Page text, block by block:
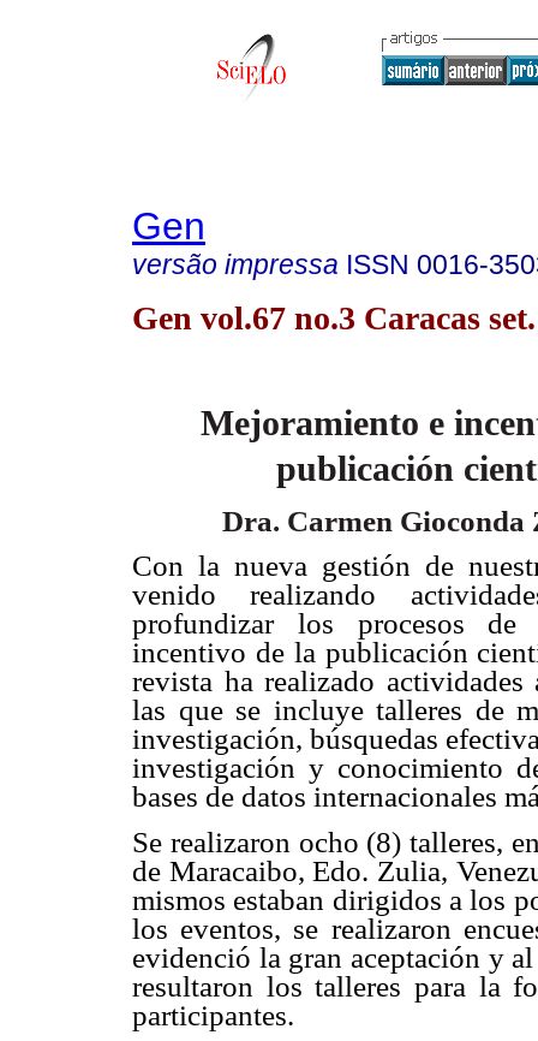
Gen
versão impressa ISSN 0016-
Gen vol.67 no.3 Caracas
Mejoramiento e
publicación
Dra. Carmen Gioconda
Con la nueva gestión de
venido realizando
profundizar los procesos de
incentivo de la publicación
revista ha realizado actividades
las que se incluye talleres de
investigación, búsquedas
investigación y conocimiento
bases de datos internacionales
Se realizaron ocho (8) talleres,
de Maracaibo, Edo. Zulia,
mismos estaban dirigidos a los
los eventos, se realizaron
evidenció la gran aceptación y
resultaron los talleres para la
participantes.